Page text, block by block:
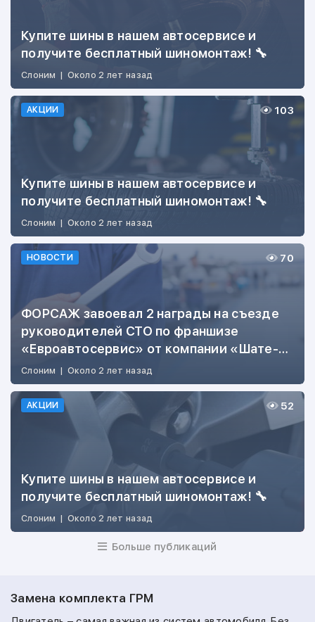
Купите шины в нашем автосервисе и
получите бесплатный шиномонтаж! 🔧
Слоним | Около 2 лет назад
АКЦИИ
Купите шины в нашем автосервисе и
получите бесплатный шиномонтаж! 🔧
Слоним | Около 2 лет назад
103
НОВОСТИ
ФОРСАЖ завоевал 2 награды на съезде
руководителей СТО по франшизе
«Евроавтосервис» от компании «Шате-
М»
Слоним | Около 2 лет назад
70
АКЦИИ
Купите шины в нашем автосервисе и
получите бесплатный шиномонтаж! 🔧
Слоним | Около 2 лет назад
52
Больше публикаций
Замена комплекта ГРМ